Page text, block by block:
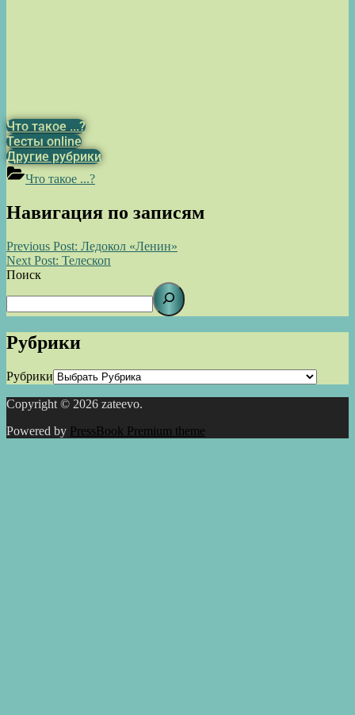
Что такое ...?
Тесты online
Другие рубрики
Что такое ...?
Навигация по записям
Previous Post: Ледокол «Ленин»
Next Post: Телескоп
Поиск
Рубрики
Рубрики
Copyright © 2026 zateevo.
Powered by PressBook Premium theme